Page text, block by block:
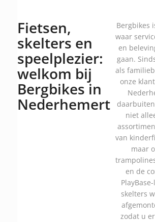
Fietsen,
skelters en
speelplezier:
welkom bij
Bergbikes in
Nederhemert
Bergbikes
waar
en
gaan.
als
onze
niet
van
maar
en de
skelters
zodat u